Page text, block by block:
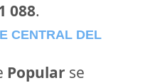
088.
CENTRAL DEL
Popular se